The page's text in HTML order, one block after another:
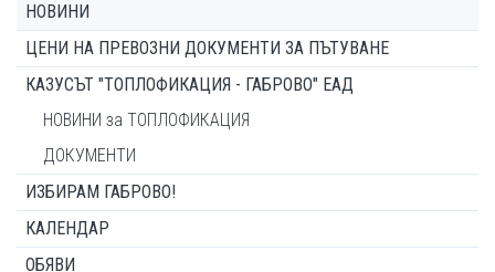
НОВИНИ
ЦЕНИ НА ПРЕВОЗНИ ДОКУМЕНТИ ЗА ПЪТУВАНЕ
КАЗУСЪТ "ТОПЛОФИКАЦИЯ - ГАБРОВО" ЕАД
НОВИНИ за ТОПЛОФИКАЦИЯ
ДОКУМЕНТИ
ИЗБИРАМ ГАБРОВО!
КАЛЕНДАР
ОБЯВИ